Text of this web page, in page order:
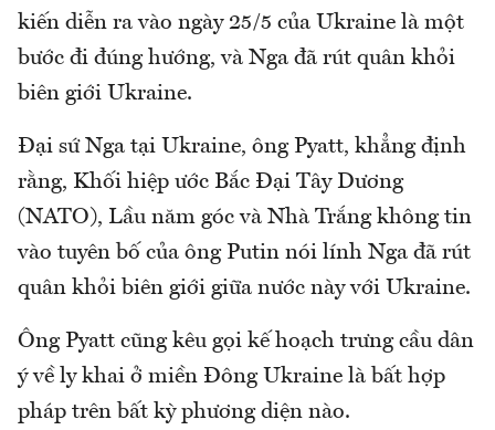
kiến diễn ra vào ngày 25/5 của Ukraine là một
bước đi đúng hướng, và Nga đã rút quân khỏi
biên giới Ukraine.
Đại sứ Nga tại Ukraine, ông Pyatt, khẳng định
rằng, Khối hiệp ước Bắc Đại Tây Dương
(NATO), Lầu năm góc và Nhà Trắng không tin
vào tuyên bố của ông Putin nói lính Nga đã rút
quân khỏi biên giới giữa nước này với Ukraine.
Ông Pyatt cũng kêu gọi kế hoạch trưng cầu dân
ý về ly khai ở miền Đông Ukraine là bất hợp
pháp trên bất kỳ phương diện nào.